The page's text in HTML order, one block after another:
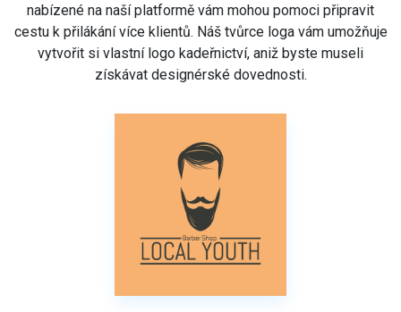
nabízené na naší platformě vám mohou pomoci připravit
cestu k přilákání více klientů. Náš tvůrce loga vám umožňuje
vytvořit si vlastní logo kadeřnictví, aniž byste museli
získávat designérské dovednosti.